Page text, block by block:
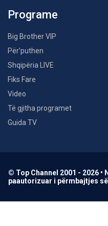
Programe
Big Brother VIP
Për’puthen
Shqipëria LIVE
Fiks Fare
Video
Të gjitha programet
Guida TV
© Top Channel 2001 - 2026
paautorizuar i përmbajtjes